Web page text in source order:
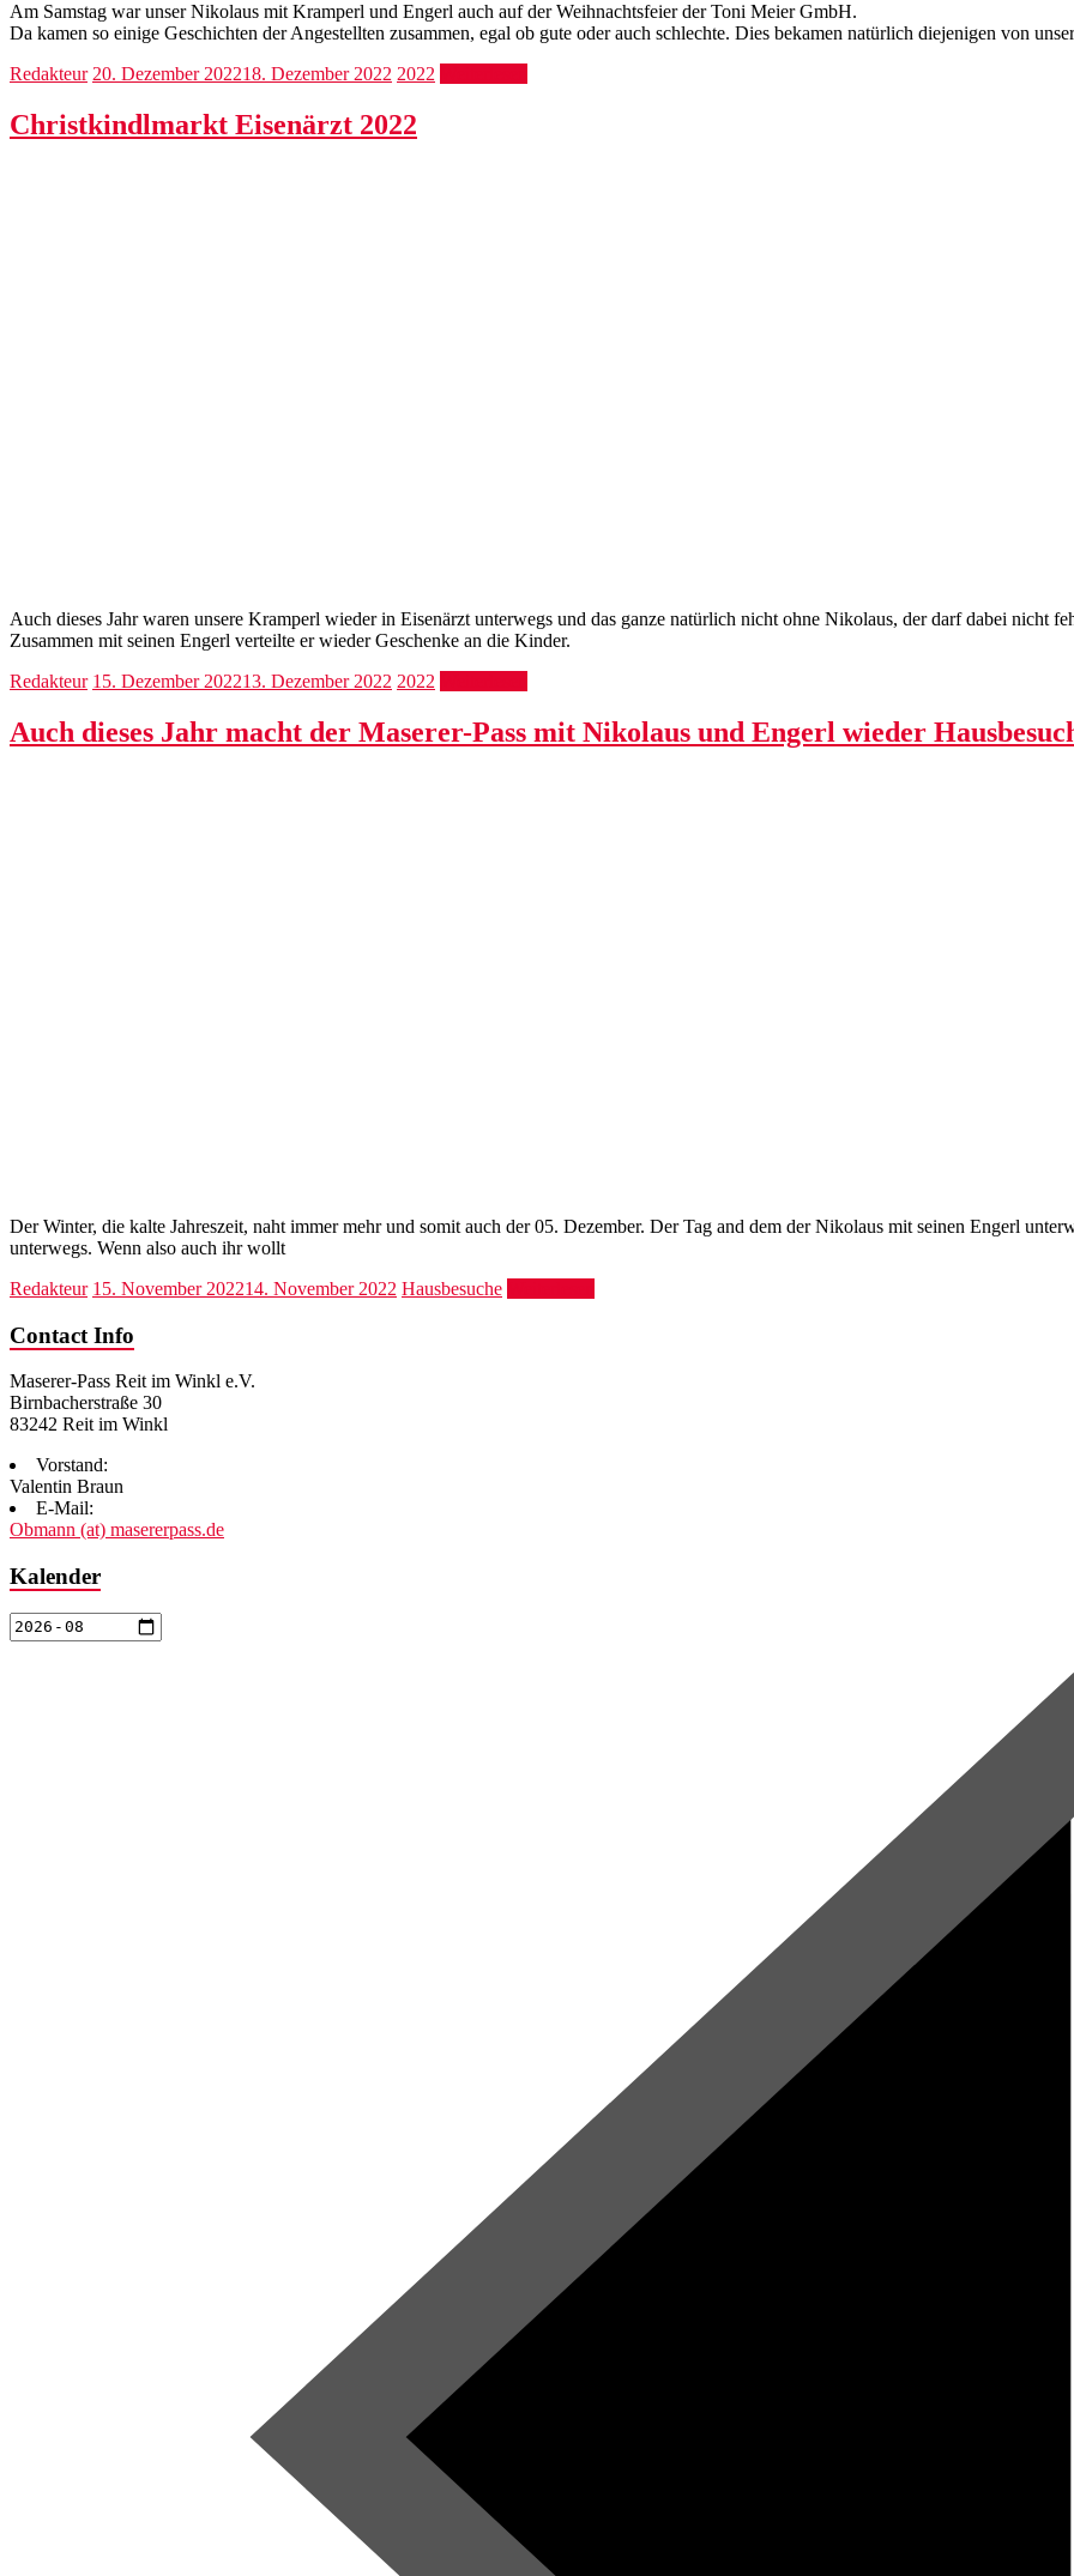
Am Samstag war unser Nikolaus mit Kramperl und Engerl auch auf der Weihnachtsfeier der Toni Meier GmbH.
Da kamen so einige Geschichten der Angestellten zusammen, egal ob gute oder auch schlechte. Dies bekamen natürlich diejenigen von
Redakteur 20. Dezember 202218. Dezember 2022 2022
Christkindlmarkt Eisenärzt 2022
Auch dieses Jahr waren unsere Kramperl wieder in Eisenärzt unterwegs und das ganze natürlich nicht ohne Nikolaus, der darf dabei nicht
Zusammen mit seinen Engerl verteilte er wieder Geschenke an die Kinder.
Redakteur 15. Dezember 202213. Dezember 2022 2022
Auch dieses Jahr macht der Maserer-Pass mit Nikolaus und Engerl wieder
Der Winter, die kalte Jahreszeit, naht immer mehr und somit auch der 05. Dezember. Der Tag and dem der Nikolaus mit seinen Engerl
unterwegs. Wenn also auch ihr wollt
Redakteur 15. November 202214. November 2022 Hausbesuche
Contact Info
Maserer-Pass Reit im Winkl e.V.
Birnbacherstraße 30
83242 Reit im Winkl
Vorstand:
Valentin Braun
E-Mail:
Obmann (at) masererpass.de
Kalender